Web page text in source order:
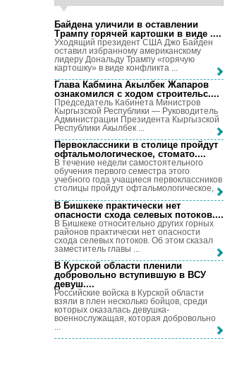
Байдена уличили в оставлении
Трампу горячей картошки в виде ....
Уходящий президент США Джо Байден
оставил избранному американскому
лидеру Дональду Трампу «горячую
картошку» в виде конфликта ...
Глава Кабмина Акылбек Жапаров
ознакомился с ходом строительс....
Председатель Кабинета Министров
Кыргызской Республики — Руководитель
Администрации Президента Кыргызской
Республики Акылбек ...
Первоклассники в столице пройдут
офтальмологическое, стомато....
В течение недели самостоятельного
обучения первого семестра этого
учебного года учащиеся первоклассников
столицы пройдут офтальмологическое, ...
В Бишкеке практически нет
опасности схода селевых потоков....
В Бишкеке относительно других горных
районов практически нет опасности
схода селевых потоков. Об этом сказал
заместитель главы ...
В Курской области пленили
добровольно вступившую в ВСУ
девуш....
Российские войска в Курской области
взяли в плен несколько бойцов, среди
которых оказалась девушка-
военнослужащая, которая добровольно
...